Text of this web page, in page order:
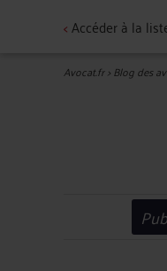
<Accéder à la
Avocat.fr>Blog des